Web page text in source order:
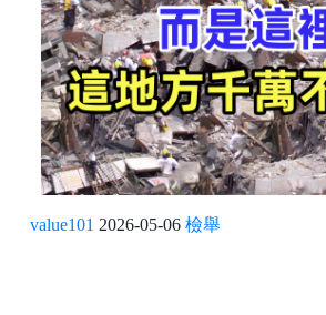
value101 2026-05-06 檢舉